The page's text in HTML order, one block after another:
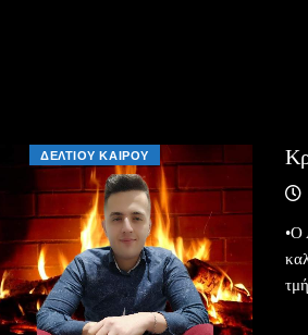
ΔΕΛΤΙΟΥ ΚΑΙΡΟΥ
•Ο